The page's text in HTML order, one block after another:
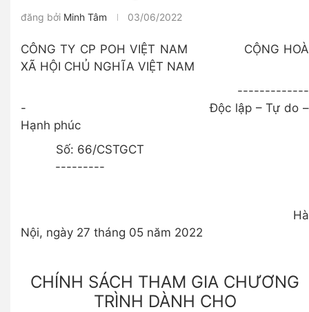
đăng bởi Minh Tâm 03/06/2022
CÔNG TY CP POH VIỆT NAM CỘNG HOÀ
XÃ HỘI CHỦ NGHĨA VIỆT NAM
-------------
- Độc lập – Tự do –
Hạnh phúc
Số: 66/CSTGCT
---------
Hà
Nội, ngày 27 tháng 05 năm 2022
CHÍNH SÁCH THAM GIA CHƯƠNG
TRÌNH DÀNH CHO